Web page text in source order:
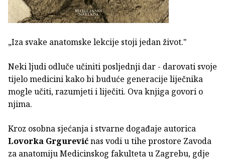
„Iza svake anatomske lekcije stoji jedan život."
Neki ljudi odluče učiniti posljednji dar - darovati svoje
tijelo medicini kako bi buduće generacije liječnika
mogle učiti, razumjeti i liječiti. Ova knjiga govori o
njima.
Kroz osobna sjećanja i stvarne događaje autorica
Lovorka Grgurevićnas vodi u tihe prostore Zavoda
za anatomiju Medicinskog fakulteta u Zagrebu, gdje